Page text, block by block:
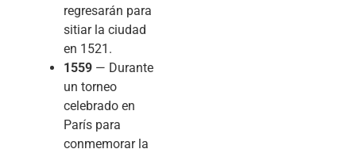
regresarán para
sitiar la ciudad
en 1521.
1559 — Durante
un torneo
celebrado en
París para
conmemorar la